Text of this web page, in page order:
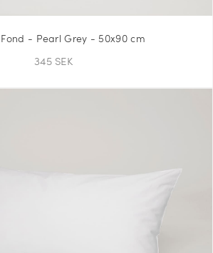
- Pearl Grey - 50x90 cm
345 SEK